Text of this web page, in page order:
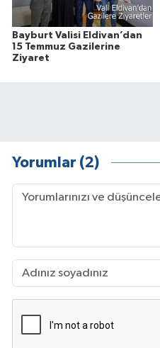
Bayburt Valisi Eldivan’dan
15 Temmuz Gazilerine
Ziyaret
Yorumlar (2)